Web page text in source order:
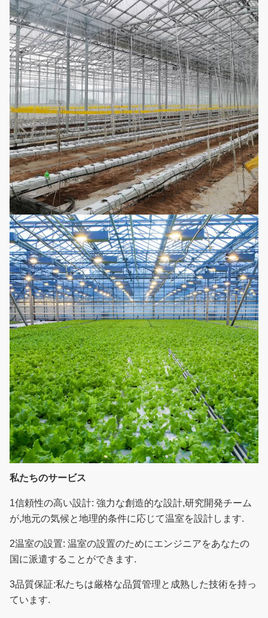
私たちのサービス
1信頼性の高い設計: 強力な創造的な設計,研究開発チーム
が,地元の気候と地理的条件に応じて温室を設計します.
2温室の設置: 温室の設置のためにエンジニアをあなたの
国に派遣することができます.
3品質保証:私たちは厳格な品質管理と成熟した技術を持っ
ています.